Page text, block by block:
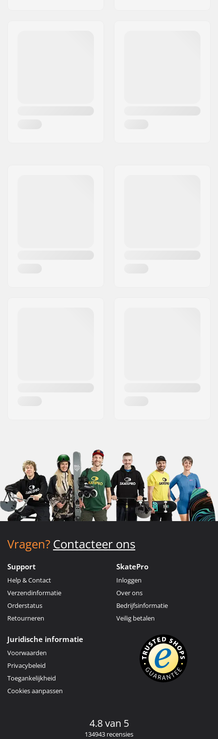
Vragen? Contacteer ons
Support
Help & Contact
Verzendinformatie
Orderstatus
Retourneren
SkatePro
Inloggen
Over ons
Bedrijfsinformatie
Veilig betalen
Juridische informatie
Voorwaarden
Privacybeleid
Toegankelijkheid
Cookies aanpassen
4.8 van 5
134943 recensies